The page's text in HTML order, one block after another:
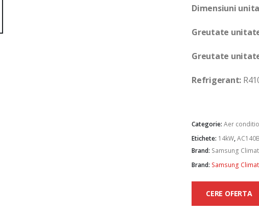
Dimensiuni
Greutate
Greutate
Refrigerant:
Categorie: Aer
Etichete: 14kW,
Brand: Samsung
Brand: Samsung
CERE OFERTA